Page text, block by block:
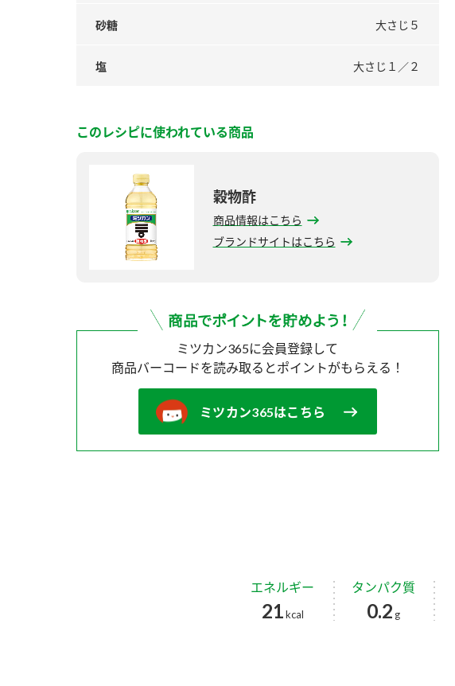
砂糖 大さじ５
塩 大さじ１／２
このレシピに使われている商品
穀物酢
商品情報はこちら
ブランドサイトはこちら
ミツカン365に会員登録して
商品バーコードを読み取ると ポイントがもらえる！
ミツカン365はこちら
エネルギー
21kcal
タンパク質
0.2 g